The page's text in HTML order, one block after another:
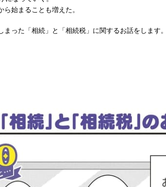
始まることも増えた。
った「相続」と「相続税」に関するお話をします。